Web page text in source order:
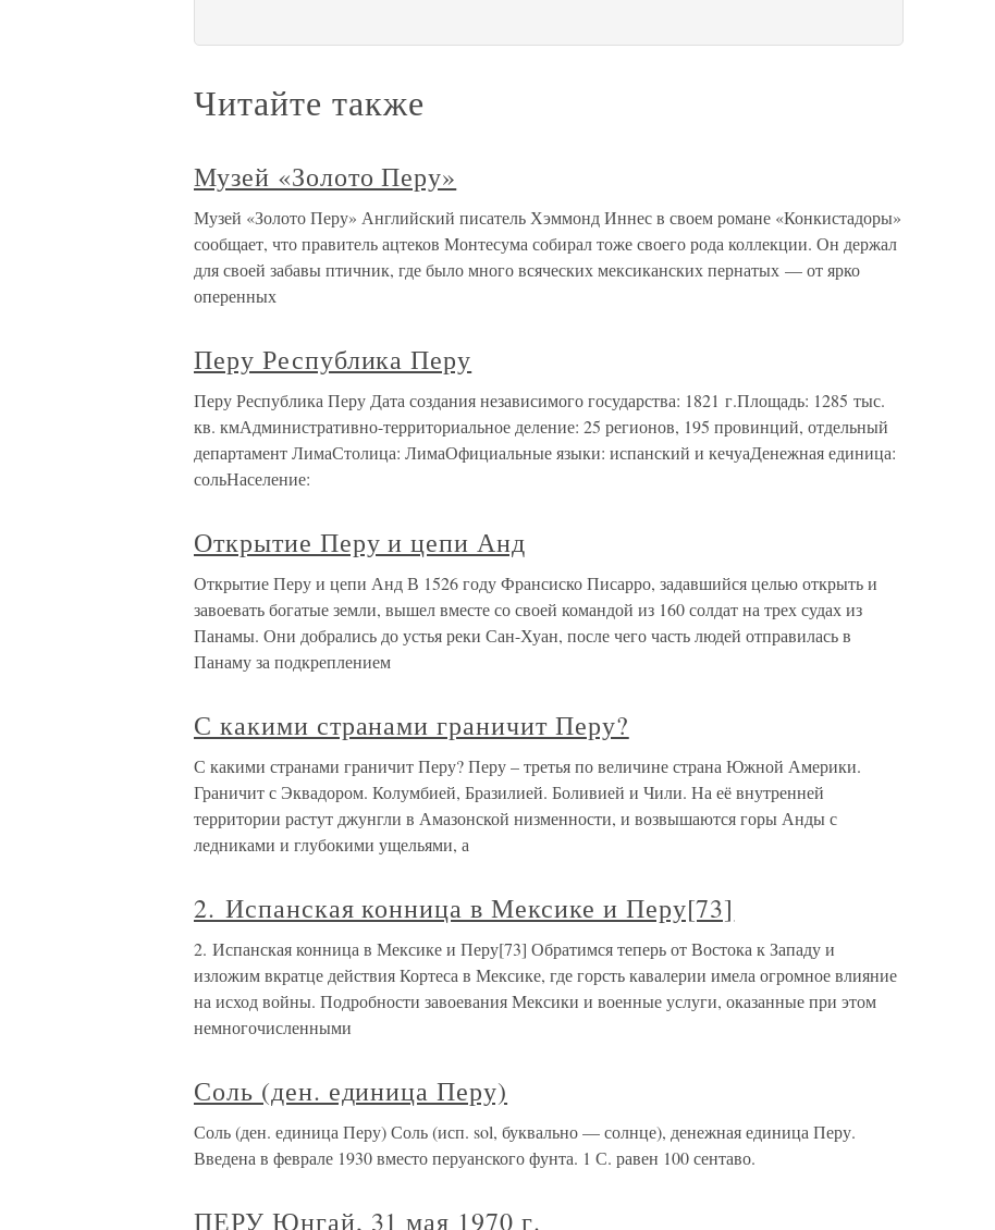
Читайте также
Музей «Золото Перу»
Музей «Золото Перу» Английский писатель Хэммонд Иннес в своем романе «Конкистадоры»
сообщает, что правитель ацтеков Монтесума собирал тоже своего рода коллекции. Он держал
для своей забавы птичник, где было много всяческих мексиканских пернатых — от ярко
оперенных
Перу Республика Перу
Перу Республика Перу Дата создания независимого государства: 1821 г.Площадь: 1285 тыс.
кв. кмАдминистративно-территориальное деление: 25 регионов, 195 провинций, отдельный
департамент ЛимаСтолица: ЛимаОфициальные языки: испанский и кечуаДенежная единица:
сольНаселение:
Открытие Перу и цепи Анд
Открытие Перу и цепи Анд В 1526 году Франсиско Писарро, задавшийся целью открыть и
завоевать богатые земли, вышел вместе со своей командой из 160 солдат на трех судах из
Панамы. Они добрались до устья реки Сан-Хуан, после чего часть людей отправилась в
Панаму за подкреплением
С какими странами граничит Перу?
С какими странами граничит Перу? Перу – третья по величине страна Южной Америки.
Граничит с Эквадором. Колумбией, Бразилией. Боливией и Чили. На её внутренней
территории растут джунгли в Амазонской низменности, и возвышаются горы Анды с
ледниками и глубокими ущельями, а
2. Испанская конница в Мексике и Перу[73]
2. Испанская конница в Мексике и Перу[73] Обратимся теперь от Востока к Западу и
изложим вкратце действия Кортеса в Мексике, где горсть кавалерии имела огромное влияние
на исход войны. Подробности завоевания Мексики и военные услуги, оказанные при этом
немногочисленными
Соль (ден. единица Перу)
Соль (ден. единица Перу) Соль (исп. sol, буквально — солнце), денежная единица Перу.
Введена в феврале 1930 вместо перуанского фунта. 1 С. равен 100 сентаво.
ПЕРУ Юнгай, 31 мая 1970 г.